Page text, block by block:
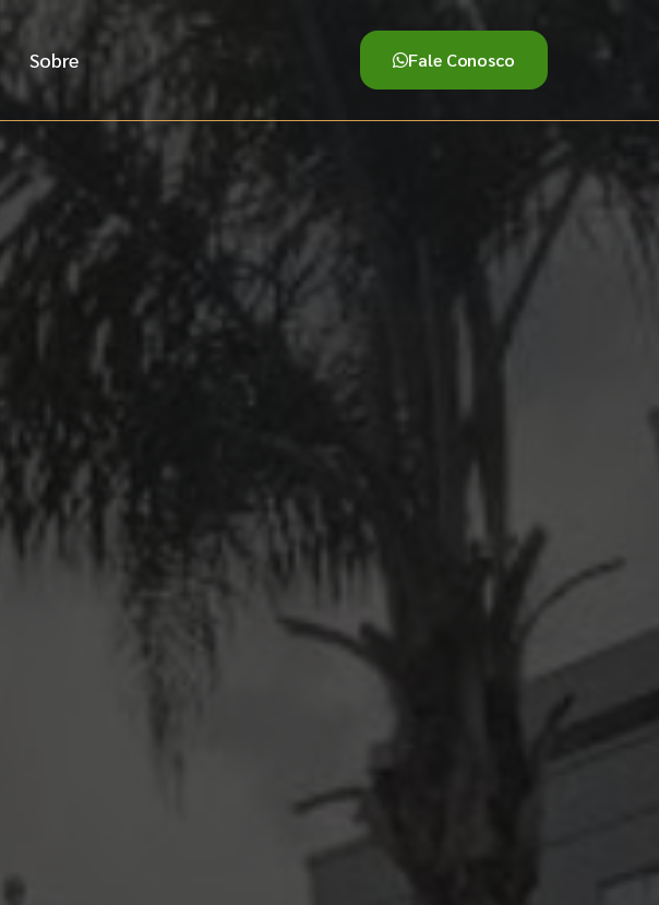
Sobre Fale Conosco